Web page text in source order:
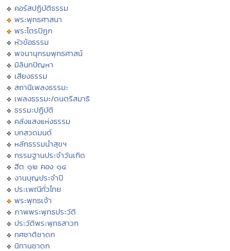
คอร์สปฏิบัติธรรม
พระพุทธศาสนา
พระไตรปิฏก
หัวข้อธรรม
พจนานุกรมพุทธศาสน์
มิลินทปัญหา
เสียงธรรม
สถานีเพลงธรรมะ
เพลงธรรมะ/ดนตรีสมาธิ
ธรรมะปฏิบัติ
คลังแสงแห่งธรรม
บทสวดมนต์
หลักธรรมนำสุขฯ
กรรมฐานประจำวันเกิด
ฮีต ๑๒ คอง ๑๔
งานบุญประจำปี
ประเพณีทั่วไทย
พระพุทธเจ้า
ภาพพระพุทธประวัติ
ประวัติพระพุทธสาวก
ทศชาติชาดก
นิทานชาดก